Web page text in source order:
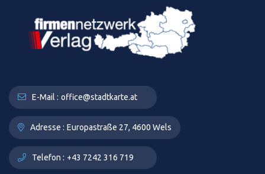
E-Mail : office@stadtkarte.at
Adresse : Europastraße 27, 4600 Wels
Telefon : +43 7242 316 719